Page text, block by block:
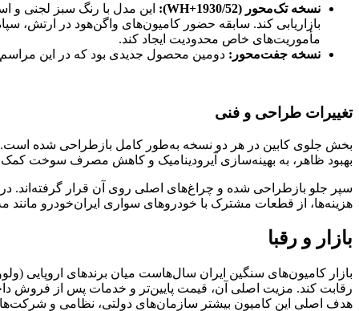
نسخه تک‌محور (WH+1930/52):
این مدل با رنگ سبز لجنی و
بازاریابی کند. سابقه حضور کامیون‌های واگن‌هود در ارتش،
مأموریت‌های خاص محدودیت ایجاد کند.
نسخه جفت‌محور: دومین محصول جدیدی بود که در این
تغییرات طراحی و فنی
بخش جلوی کابین در هر دو نسخه به‌طور کامل بازطراحی شده است.
بهبود ظاهر، به بهینه‌سازی آیرودینامیک و کاهش مصرف سوخت
سپر جلو بازطراحی شده و چراغ‌های اصلی روی آن قرار گرفته‌اند.
هزینه‌ها، از قطعات مشترک با خودروهای سواری ایران‌خودرو
بازار و رقبا
بازار کامیون‌های سنگین ایران سال‌هاست میان برندهای اروپایی
رقابت کند. مزیت اصلی آن، قیمت پایین‌تر و خدمات پس از فروش
هدف اصلی این کامیون بیشتر سازمان‌های دولتی، نظامی و